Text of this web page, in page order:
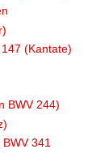
(Kantate)
BWV 244)
341